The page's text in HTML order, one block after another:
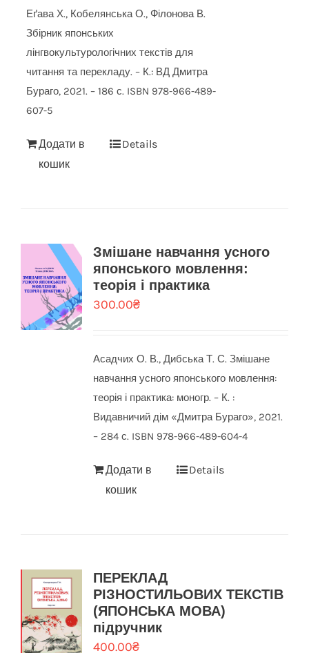
Еґава Х., Кобелянська О., Філонова В.
Збірник японських
лінгвокультурологічних текстів для
читання та перекладу. – К.: ВД Дмитра
Бураго, 2021. – 186 с. ISBN 978-966-489-
607-5
Додати в
кошик
Details
Змішане навчання усного
японського мовлення:
теорія і практика
300.00₴
Асадчих О. В., Дибська Т. С. Змішане
навчання усного японського мовлення:
теорія і практика: моногр. – К. :
Видавничий дім «Дмитра Бураго», 2021.
– 284 с. ISBN 978-966-489-604-4
Додати в
кошик
Details
ПЕРЕКЛАД
РІЗНОСТИЛЬОВИХ ТЕКСТІВ
(ЯПОНСЬКА МОВА)
підручник
400.00₴